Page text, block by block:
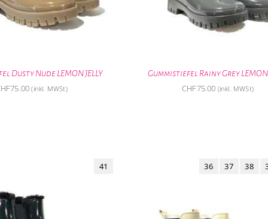
Dusty Nude LEMON JELLY
75.00 (inkl. MWSt)
Gummistiefel Rainy Grey LEMON
CHF75.00 (inkl. MWSt)
41 36 37 38